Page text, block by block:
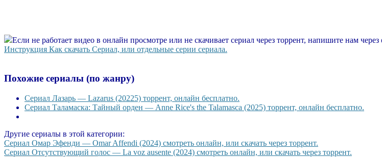
Если не работает видео в онлайн просмотре или не скачивает сериал через торрент, напишите нам
Инструкция Как скачать Сериал, или отдельные серии сериала.
Похожие сериалы (по жанру)
Сериал Лазарь — Lazarus (20225) торрент, онлайн бесплатно.
Сериал Таламаска: Тайный орден — Anne Rice's the Talamasca (2025) торрент, онлайн бесплатно.
Другие сериалы в этой категории:
Сериал Омар Эфенди — Omar Affendi (2024) смотреть онлайн, или скачать через торрент.
Сериал Отсутствующий голос — La voz ausente (2024) смотреть онлайн, или скачать через торрент.